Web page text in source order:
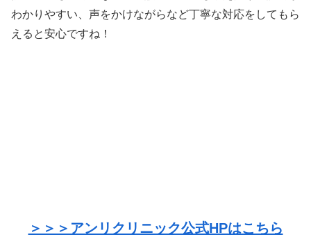
わかりやすい、声をかけながらなど丁寧な対応をしてもら
えると安心ですね！
＞＞＞アンリクリニック公式HPはこちら